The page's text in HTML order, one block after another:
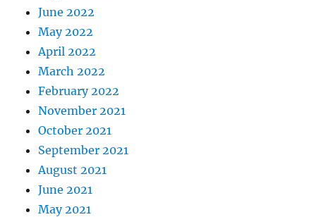
June 2022
May 2022
April 2022
March 2022
February 2022
November 2021
October 2021
September 2021
August 2021
June 2021
May 2021